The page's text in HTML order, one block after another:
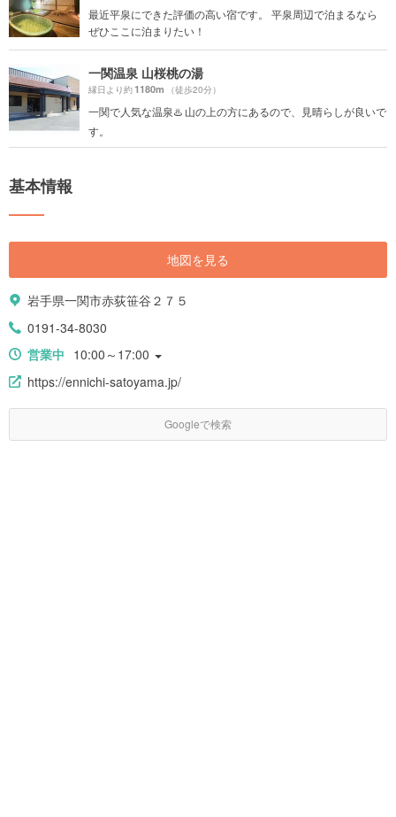
最近平泉にできた評価の高い宿です。 平泉周辺で泊まるなら
ぜひここに泊まりたい！
一関温泉 山桜桃の湯
縁日より約1180m （徒歩20分）
一関で人気な温泉♨️ 山の上の方にあるので、見晴らしが良いで
す。
基本情報
地図を見る
岩手県一関市赤荻笹谷２７５
0191-34-8030
営業中 10:00～17:00
https://ennichi-satoyama.jp/
Googleで検索